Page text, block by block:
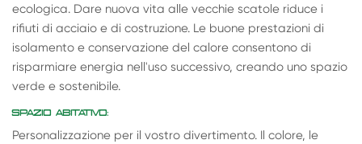
ecologica. Dare nuova vita alle vecchie scatole riduce i
rifiuti di acciaio e di costruzione. Le buone prestazioni di
isolamento e conservazione del calore consentono di
risparmiare energia nell'uso successivo, creando uno spazio
verde e sostenibile.
SPAZIO ABITATIVO:
Personalizzazione per il vostro divertimento. Il colore, le